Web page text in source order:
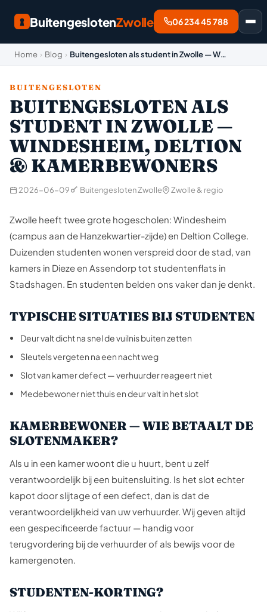
BuitengeslotenZwolle 06 234 45 788
Home › Blog › Buitengesloten als student in Zwolle — W…
BUITENGESLOTEN
BUITENGESLOTEN ALS
STUDENT IN ZWOLLE —
WINDESHEIM, DELTION
& KAMERBEWONERS
2026-06-09 Buitengesloten Zwolle Zwolle & regio
Zwolle heeft twee grote hogescholen: Windesheim
(campus aan de Hanzekwartier-zijde) en Deltion College.
Duizenden studenten wonen verspreid door de stad, van
kamers in Dieze en Assendorp tot studentenflats in
Stadshagen. En studenten belden ons vaker dan je denkt.
TYPISCHE SITUATIES BIJ STUDENTEN
Deur valt dicht na snel de vuilnis buiten zetten
Sleutels vergeten na een nacht weg
Slot van kamer defect — verhuurder reageert niet
Medebewoner niet thuis en deur valt in het slot
KAMERBEWONER — WIE BETAALT DE
SLOTENMAKER?
Als u in een kamer woont die u huurt, bent u zelf
verantwoordelijk bij een buitensluiting. Is het slot echter
kapot door slijtage of een defect, dan is dat de
verantwoordelijkheid van uw verhuurder. Wij geven altijd
een gespecificeerde factuur — handig voor
terugvordering bij de verhuurder of als bewijs voor de
kamergenoten.
STUDENTEN-KORTING?